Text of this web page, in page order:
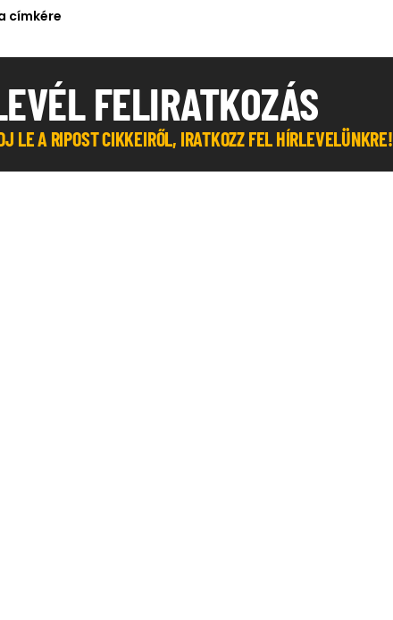
címkére
FELIRATKOZÁS
LE A RIPOST CIKKEIRŐL, IRATKOZZ FEL HÍRLEVELÜNKRE!